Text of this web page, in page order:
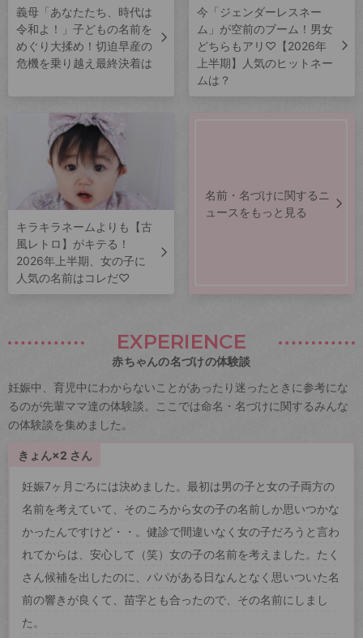
義母「あなたたち、時代は
令和よ！」子どもの名前を
めぐり大揉め！切迫早産の
危機を乗り越え最終決着は
今「ジェンダーレスネー
ム」が空前のブーム！男女
どちらもアリ♡【2026年
上半期】人気のヒットネー
ムは？
キラキラネームよりも【古
風レトロ】がキテる！
2026年上半期、女の子に
人気の名前はコレだ♡
名前・名づけに関するニ
ュースをもっと見る
EXPERIENCE
赤ちゃんの名づけの体験談
妊娠中、育児中にわからないことがあったり迷ったときに参考にな
るのが先輩ママ達の体験談。ここでは命名・名づけに関するみんな
の体験談を集めました。
きょん×2 さん
妊娠7ヶ月ごろには決めました。最初は男の子と女の子両方の
名前を考えていて、そのころから女の子の名前しか思いつかな
かったんですけど・・。健診で間違いなく女の子だろうと言わ
れてからは、安心して（笑）女の子の名前を考えました。たく
さん候補を出したのに、パパがある日なんとなく思いついた名
前の響きが良くて、苗字とも合ったので、その名前にしまし
た。